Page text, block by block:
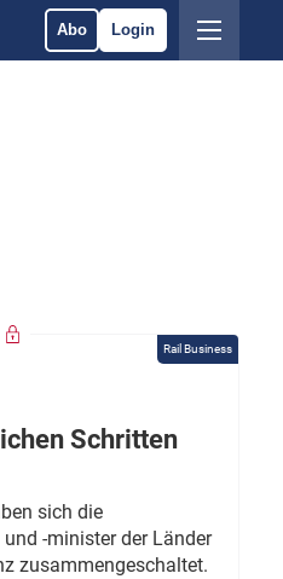
Abo Login
Rail Business
Schritten
sich die
-minister der Länder
zusammengeschaltet.